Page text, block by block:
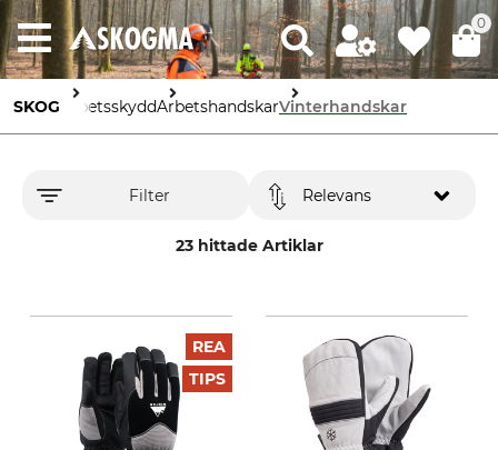
0
SKOG ArbetsskyddArbetshandskarVinterhandskar
Filter
23 hittade Artiklar
Relevans
REA
TIPS